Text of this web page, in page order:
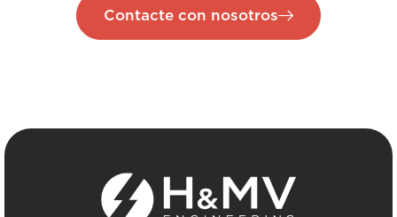
Contacte con nosotros